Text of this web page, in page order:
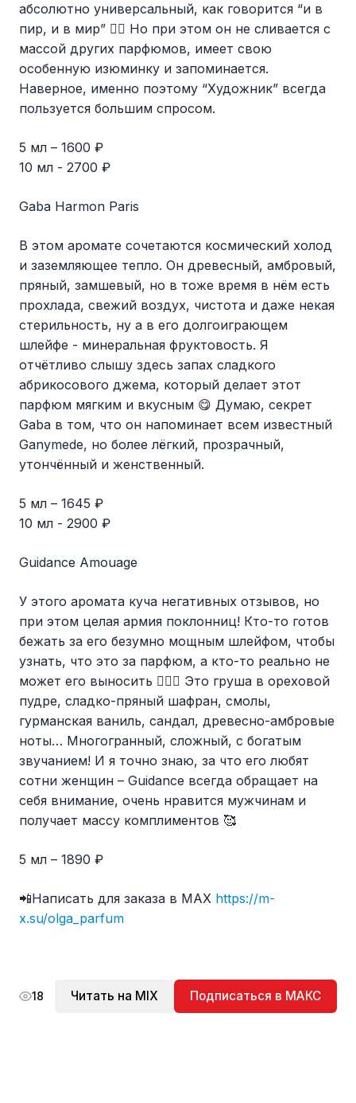
абсолютно универсальный, как говорится “и в
пир, и в мир” 👌🏼 Но при этом он не сливается с
массой других парфюмов, имеет свою
особенную изюминку и запоминается.
Наверное, именно поэтому “Художник” всегда
пользуется большим спросом.
5 мл – 1600 ₽
10 мл - 2700 ₽
Gaba Harmon Paris
В этом аромате сочетаются космический холод
и заземляющее тепло. Он древесный, амбровый,
пряный, замшевый, но в тоже время в нём есть
прохлада, свежий воздух, чистота и даже некая
стерильность, ну а в его долгоиграющем
шлейфе - минеральная фруктовость. Я
отчётливо слышу здесь запах сладкого
абрикосового джема, который делает этот
парфюм мягким и вкусным 😋 Думаю, секрет
Gaba в том, что он напоминает всем известный
Ganymede, но более лёгкий, прозрачный,
утончённый и женственный.
5 мл – 1645 ₽
10 мл - 2900 ₽
Guidance Amouage
У этого аромата куча негативных отзывов, но
при этом целая армия поклонниц! Кто-то готов
бежать за его безумно мощным шлейфом, чтобы
узнать, что это за парфюм, а кто-то реально не
может его выносить 🤷🏻‍♀️ Это груша в ореховой
пудре, сладко-пряный шафран, смолы,
гурманская ваниль, сандал, древесно-амбровые
ноты… Многогранный, сложный, с богатым
звучанием! И я точно знаю, за что его любят
сотни женщин – Guidance всегда обращает на
себя внимание, очень нравится мужчинам и
получает массу комплиментов 🥰
5 мл – 1890 ₽
📲Написать для заказа в МАХ https://m-
x.su/olga_parfum
18 Читать на MIX Подписаться в МАКС